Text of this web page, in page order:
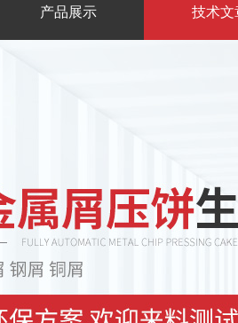
产品展示 技术文